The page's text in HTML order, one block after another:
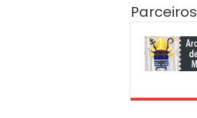
Parceiros